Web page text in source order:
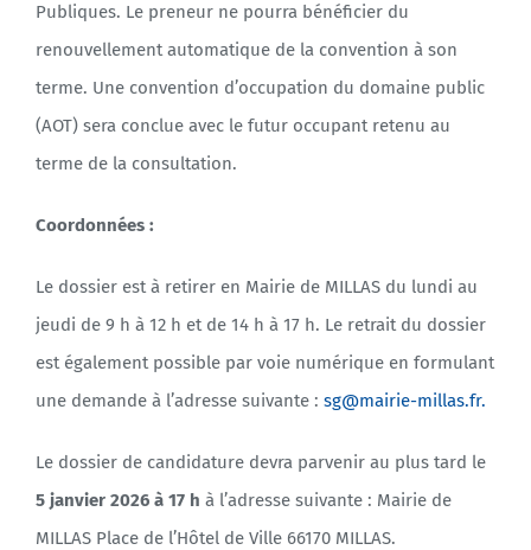
Publiques. Le preneur ne pourra bénéficier du
renouvellement automatique de la convention à son
terme. Une convention d’occupation du domaine public
(AOT) sera conclue avec le futur occupant retenu au
terme de la consultation.
Coordonnées :
Le dossier est à retirer en Mairie de MILLAS du lundi au
jeudi de 9 h à 12 h et de 14 h à 17 h. Le retrait du dossier
est également possible par voie numérique en formulant
une demande à l’adresse suivante : sg@mairie-millas.fr.
Le dossier de candidature devra parvenir au plus tard le
5 janvier 2026 à 17 h à l’adresse suivante : Mairie de
MILLAS Place de l’Hôtel de Ville 66170 MILLAS.